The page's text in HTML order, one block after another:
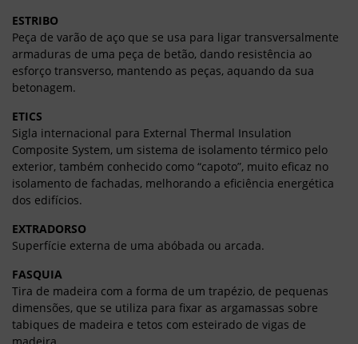
ESTRIBO
Peça de varão de aço que se usa para ligar transversalmente
armaduras de uma peça de betão, dando resistência ao
esforço transverso, mantendo as peças, aquando da sua
betonagem.
ETICS
Sigla internacional para External Thermal Insulation
Composite System, um sistema de isolamento térmico pelo
exterior, também conhecido como “capoto”, muito eficaz no
isolamento de fachadas, melhorando a eficiência energética
dos edifícios.
EXTRADORSO
Superfície externa de uma abóbada ou arcada.
FASQUIA
Tira de madeira com a forma de um trapézio, de pequenas
dimensões, que se utiliza para fixar as argamassas sobre
tabiques de madeira e tetos com esteirado de vigas de